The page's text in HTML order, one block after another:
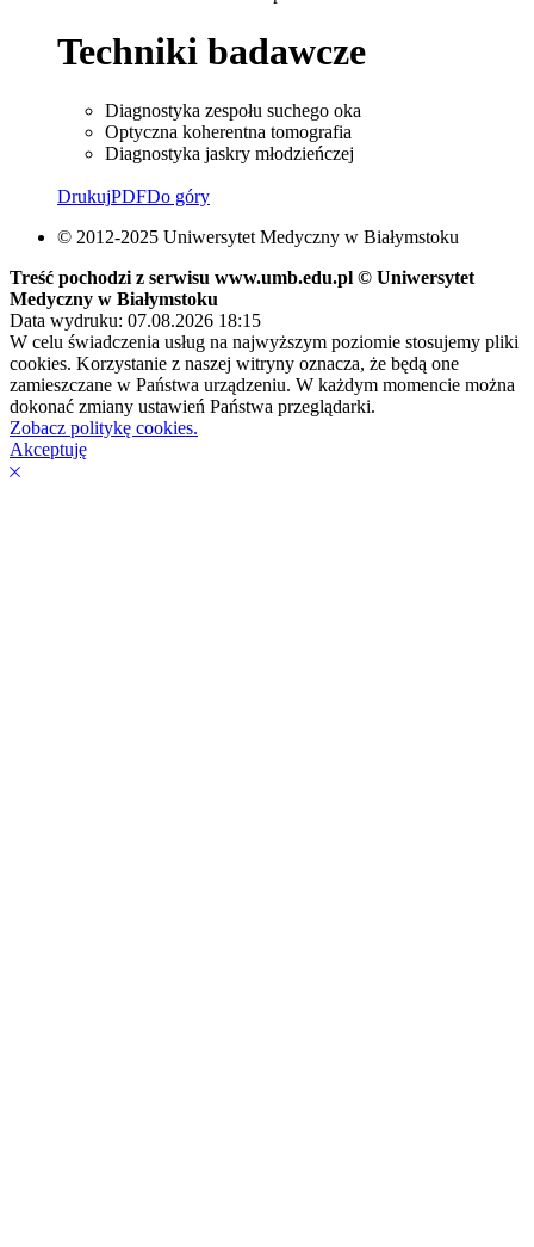
Techniki badawcze
Diagnostyka zespołu suchego oka
Optyczna koherentna tomografia
Diagnostyka jaskry młodzieńczej
DrukujPDFDo góry
© 2012-2025 Uniwersytet Medyczny w Białymstoku
Treść pochodzi z serwisu www.umb.edu.pl © Uniwersytet
Medyczny w Białymstoku
Data wydruku: 07.08.2026 18:15
W celu świadczenia usług na najwyższym poziomie stosujemy pliki
cookies. Korzystanie z naszej witryny oznacza, że będą one
zamieszczane w Państwa urządzeniu. W każdym momencie można
dokonać zmiany ustawień Państwa przeglądarki.
Zobacz politykę cookies.
Akceptuję